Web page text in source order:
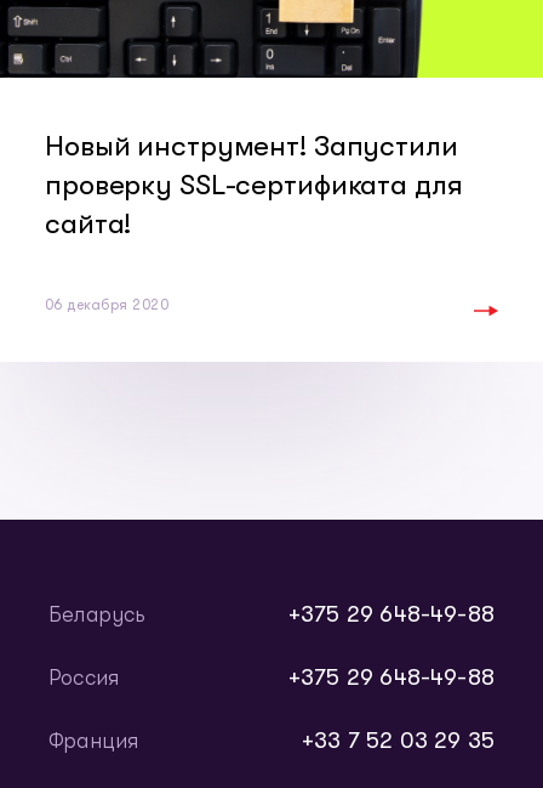
Новый инструмент! Запустили
проверку SSL-сертификата для
сайта!
06 декабря 2020
Беларусь +375 29 648-49-88
Россия +375 29 648-49-88
Франция +33 7 52 03 29 35